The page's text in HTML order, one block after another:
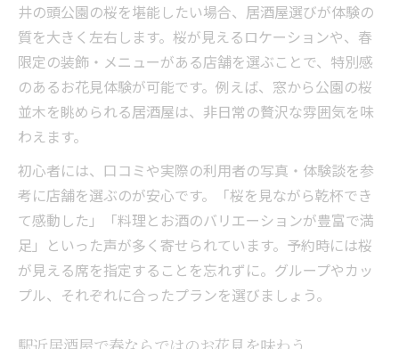
お花見にぴったりな居酒屋の探し方を解説
デートや宴会に最適な居酒屋選択ポイント
春の宴にふさわしい居酒屋の選び方とは
井の頭公園の桜を堪能したい場合、居酒屋選びが体験の
質を大きく左右します。桜が見えるロケーションや、春
限定の装飾・メニューがある店舗を選ぶことで、特別感
のあるお花見体験が可能です。例えば、窓から公園の桜
並木を眺められる居酒屋は、非日常の贅沢な雰囲気を味
わえます。
初心者には、口コミや実際の利用者の写真・体験談を参
考に店舗を選ぶのが安心です。「桜を見ながら乾杯でき
て感動した」「料理とお酒のバリエーションが豊富で満
足」といった声が多く寄せられています。予約時には桜
が見える席を指定することを忘れずに。グループやカッ
プル、それぞれに合ったプランを選びましょう。